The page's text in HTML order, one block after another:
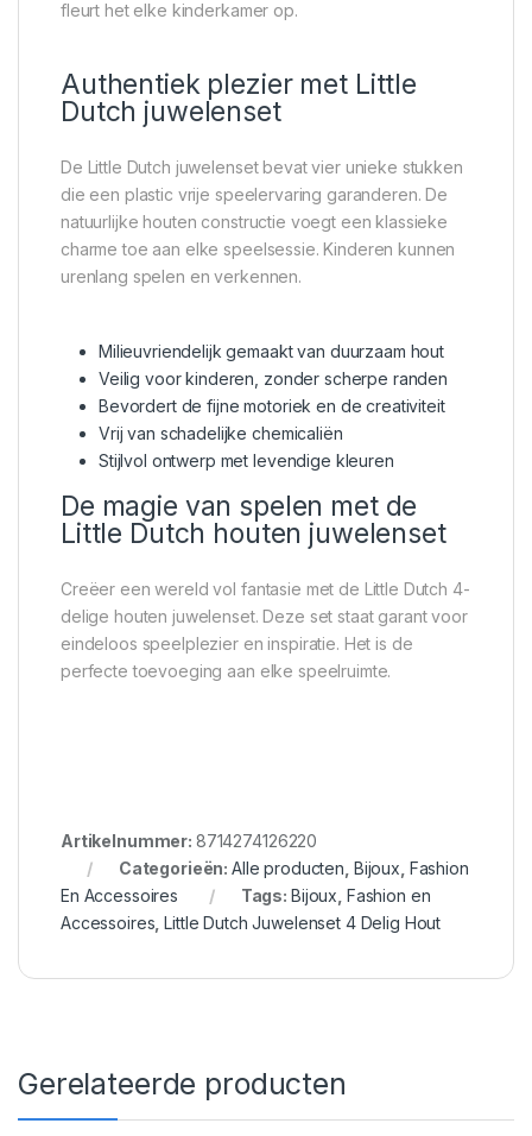
fleurt het elke kinderkamer op.
Authentiek plezier met Little
Dutch juwelenset
De Little Dutch juwelenset bevat vier unieke stukken
die een plastic vrije speelervaring garanderen. De
natuurlijke houten constructie voegt een klassieke
charme toe aan elke speelsessie. Kinderen kunnen
urenlang spelen en verkennen.
Milieuvriendelijk gemaakt van duurzaam hout
Veilig voor kinderen, zonder scherpe randen
Bevordert de fijne motoriek en de creativiteit
Vrij van schadelijke chemicaliën
Stijlvol ontwerp met levendige kleuren
De magie van spelen met de
Little Dutch houten juwelenset
Creëer een wereld vol fantasie met de Little Dutch 4-
delige houten juwelenset. Deze set staat garant voor
eindeloos speelplezier en inspiratie. Het is de
perfecte toevoeging aan elke speelruimte.
Artikelnummer: 8714274126220
Categorieën:Alle producten Bijoux Fashion
En Accessoires
Tags: Bijoux Fashion en
Accessoires ,Little Dutch Juwelenset 4 Delig Hout
Gerelateerde producten